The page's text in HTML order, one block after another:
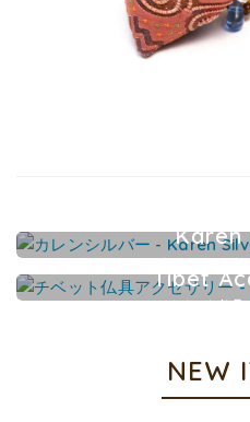
Karen
カレンシルバ
Tibet
チベット仏具
NEW